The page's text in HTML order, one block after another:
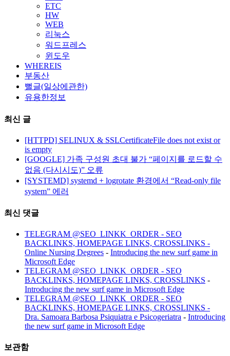
ETC
HW
WEB
리눅스
워드프레스
윈도우
WHEREIS
부동산
뻘글(일상에관한)
유용한정보
최신 글
[HTTPD] SELINUX & SSLCertificateFile does not exist or
is empty
[GOOGLE] 가족 구성원 초대 불가 “페이지를 로드할 수
없음 (다시시도)” 오류
[SYSTEMD] systemd + logrotate 환경에서 “Read-only file
system” 에러
최신 댓글
TELEGRAM @SEO_LINKK_ORDER - SEO
BACKLINKS, HOMEPAGE LINKS, CROSSLINKS -
Online Nursing Degrees - Introducing the new surf game in
Microsoft Edge
TELEGRAM @SEO_LINKK_ORDER - SEO
BACKLINKS, HOMEPAGE LINKS, CROSSLINKS -
Introducing the new surf game in Microsoft Edge
TELEGRAM @SEO_LINKK_ORDER - SEO
BACKLINKS, HOMEPAGE LINKS, CROSSLINKS -
Dra. Samoara Barbosa Psiquiatra e Psicogeriatra - Introducing
the new surf game in Microsoft Edge
보관함